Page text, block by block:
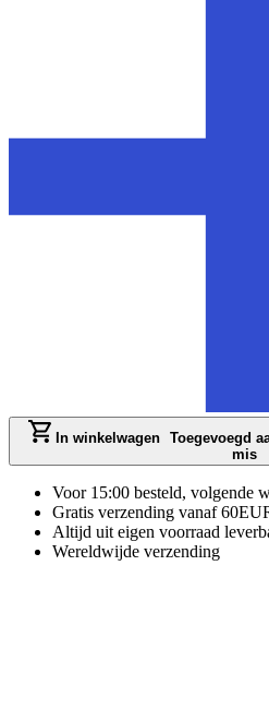
In winkelwagen Toegevoegd
mis
Voor 15:00 besteld, volgende
Gratis verzending vanaf
Altijd uit eigen voorraad
Wereldwijde verzending